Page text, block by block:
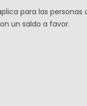
para las personas
un saldo a favor.